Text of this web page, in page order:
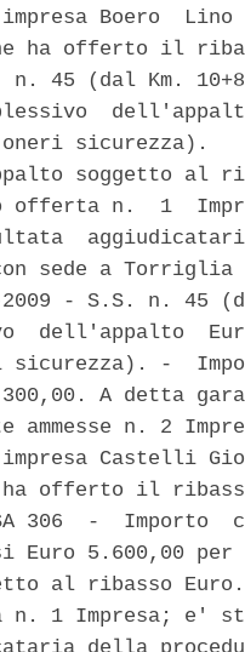
Boero
ha offerto il
n. 45 (dal Km.
oneri sicurezza).
soggetto al
offerta n.  1
sede a
2009 - S.S. n. 45
dell'appalto
sicurezza). -
A detta
ammesse n. 2
Castelli
offerto il
306  -  Importo
Euro 5.600,00
al ribasso
n. 1 Impresa; e'